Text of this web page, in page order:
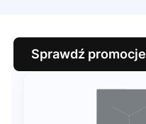
Sprawdź promocje